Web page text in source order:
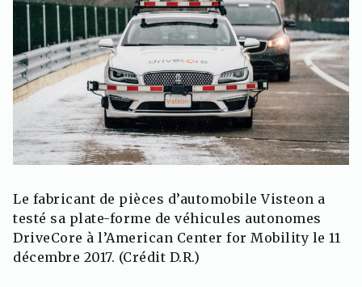
Le fabricant de pièces d’automobile Visteon a
testé sa plate-forme de véhicules autonomes
DriveCore à l’American Center for Mobility le 11
décembre 2017. (Crédit D.R.)